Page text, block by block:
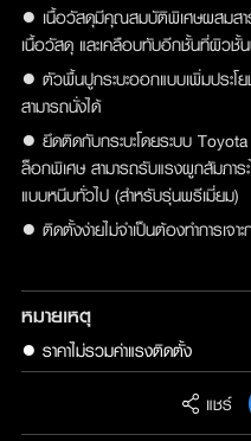
● เนื้อวัสดุมีคุณสมบัติพิเศษผสมสา
เนื้อวัสดุ และเคลือบทับอีกชั้นที่ผิวชั้
● ตัวพื้นปูกระบะออกแบบเพิ่มประโ
สามารถนั่งได้
● ยึดติดกับกระบะโดยระบบ
ล็อกพิเศษ สามารถรับแรงผูกสัมภา
แบบหนีบทั่วไป (สำหรับรุ่นพรีเมี่ยม)
● ติดตั้งง่ายไม่จำเป็นต้องทำการเจาะ
หมายเหตุ
● ราคาไม่รวมค่าแรงติดตั้ง
แชร์